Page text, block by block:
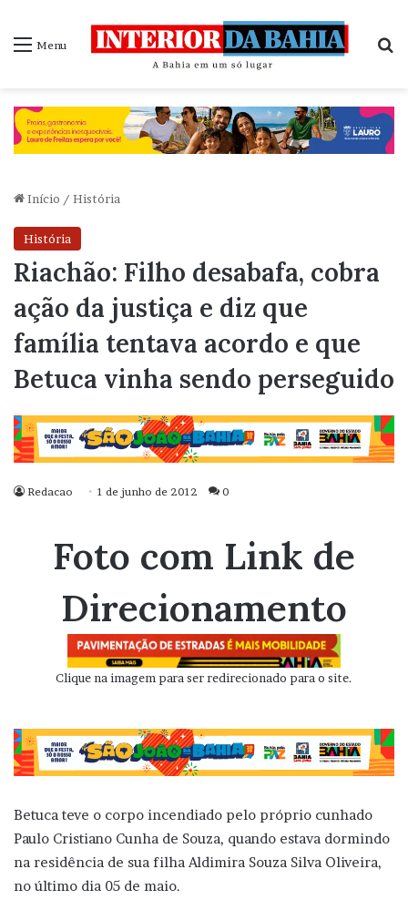
Menu
Início / História
História
Riachão: Filho desabafa, cobra
ação da justiça e diz que
família tentava acordo e que
Betuca vinha sendo perseguido
Redacao 1 de junho de 2012 0
Foto com Link de
Direcionamento
Clique na imagem para ser redirecionado para o site.
Betuca teve o corpo incendiado pelo próprio cunhado
Paulo Cristiano Cunha de Souza, quando estava dormindo
na residência de sua filha Aldimira Souza Silva Oliveira,
no último dia 05 de maio.